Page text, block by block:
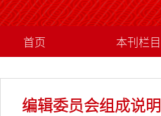
首页 本刊栏目
编辑委员会组成说明